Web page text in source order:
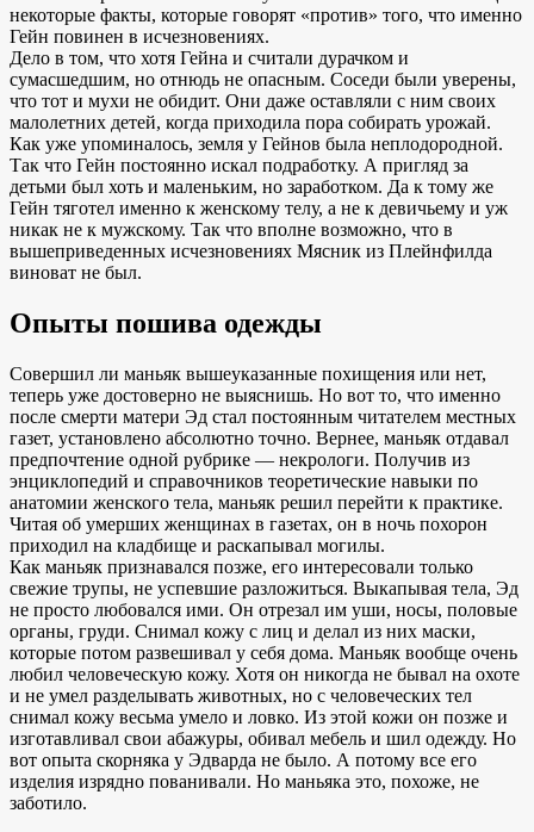
некоторые факты, которые говорят «против» того, что именно
Гейн повинен в исчезновениях.
Дело в том, что хотя Гейна и считали дурачком и
сумасшедшим, но отнюдь не опасным. Соседи были уверены,
что тот и мухи не обидит. Они даже оставляли с ним своих
малолетних детей, когда приходила пора собирать урожай.
Как уже упоминалось, земля у Гейнов была неплодородной.
Так что Гейн постоянно искал подработку. А пригляд за
детьми был хоть и маленьким, но заработком. Да к тому же
Гейн тяготел именно к женскому телу, а не к девичьему и уж
никак не к мужскому. Так что вполне возможно, что в
вышеприведенных исчезновениях Мясник из Плейнфилда
виноват не был.
Опыты пошива одежды
Совершил ли маньяк вышеуказанные похищения или нет,
теперь уже достоверно не выяснишь. Но вот то, что именно
после смерти матери Эд стал постоянным читателем местных
газет, установлено абсолютно точно. Вернее, маньяк отдавал
предпочтение одной рубрике — некрологи. Получив из
энциклопедий и справочников теоретические навыки по
анатомии женского тела, маньяк решил перейти к практике.
Читая об умерших женщинах в газетах, он в ночь похорон
приходил на кладбище и раскапывал могилы.
Как маньяк признавался позже, его интересовали только
свежие трупы, не успевшие разложиться. Выкапывая тела, Эд
не просто любовался ими. Он отрезал им уши, носы, половые
органы, груди. Снимал кожу с лиц и делал из них маски,
которые потом развешивал у себя дома. Маньяк вообще очень
любил человеческую кожу. Хотя он никогда не бывал на охоте
и не умел разделывать животных, но с человеческих тел
снимал кожу весьма умело и ловко. Из этой кожи он позже и
изготавливал свои абажуры, обивал мебель и шил одежду. Но
вот опыта скорняка у Эдварда не было. А потому все его
изделия изрядно пованивали. Но маньяка это, похоже, не
заботило.